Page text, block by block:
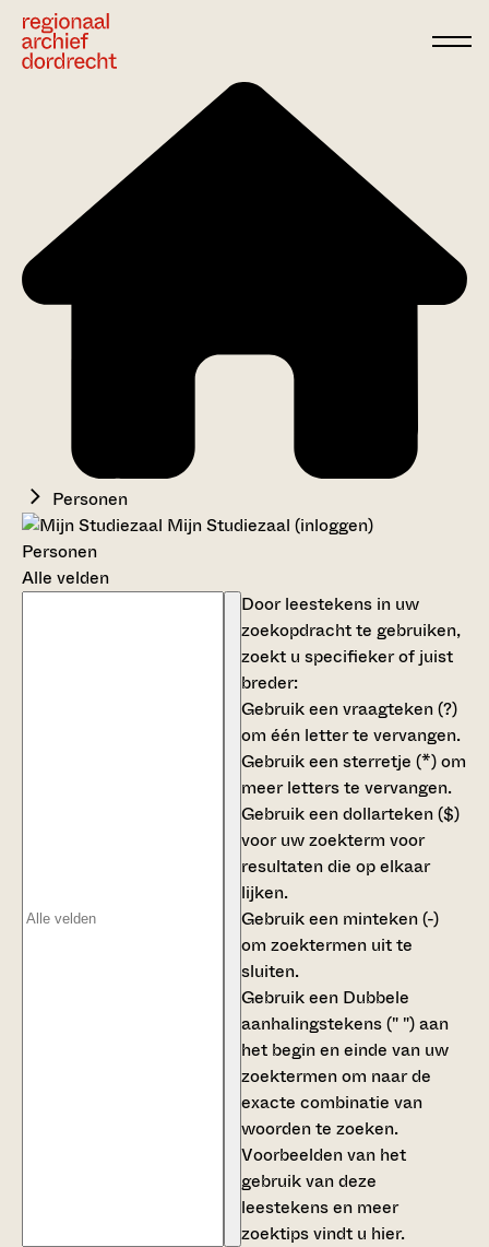
Personen
Mijn Studiezaal (inloggen)
Personen
Alle velden
Door leestekens in uw
zoekopdracht te gebruiken,
zoekt u specifieker of juist
breder:
Gebruik eenvraagteken (?)
om één letter te vervangen.
Gebruik eensterretje (*)om
meer letters te vervangen.
Gebruik eendollarteken ($)
voor uw zoekterm voor
resultaten die op elkaar
lijken.
Gebruik een minteken (-)
om zoektermen uit te
sluiten.
Gebruik een Dubbele
aanhalingstekens (" ")aan
het begin en einde van uw
zoektermen om naar de
exacte combinatie van
woorden te zoeken.
Voorbeelden van het
gebruik van deze
leestekens en meer
zoektips vindt u hier.